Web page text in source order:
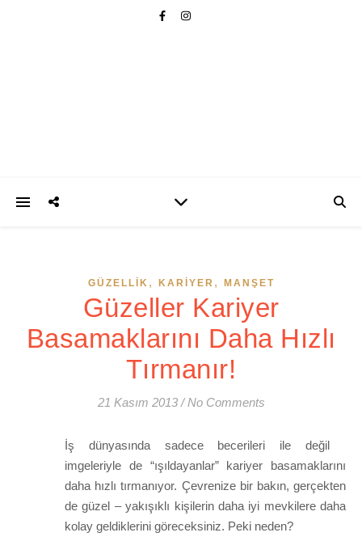
GÜZELLIK , KARIYER , MANŞET
Güzeller Kariyer
Basamaklarını Daha Hızlı
Tırmanır!
21 Kasım 2013 / No Comments
İş dünyasında sadece becerileri ile değil
imgeleriyle de “ışıldayanlar” kariyer basamaklarını
daha hızlı tırmanıyor. Çevrenize bir bakın, gerçekten
de güzel – yakışıklı kişilerin daha iyi mevkilere daha
kolay geldiklerini göreceksiniz. Peki neden?